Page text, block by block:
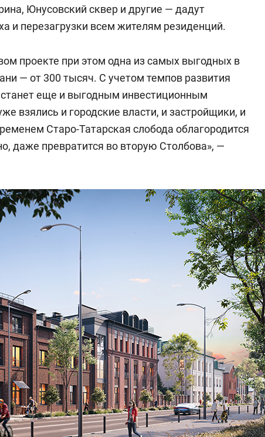
Юнусовский сквер и другие — дадут
и перезагрузки всем жителям резиденций.
проекте при этом одна из самых выгодных в
— от 300 тысяч. С учетом темпов развития
станет еще и выгодным инвестиционным
взялись и городские власти, и застройщики, и
Старо-Татарская слобода облагородится
даже превратится во вторую Столбова», —